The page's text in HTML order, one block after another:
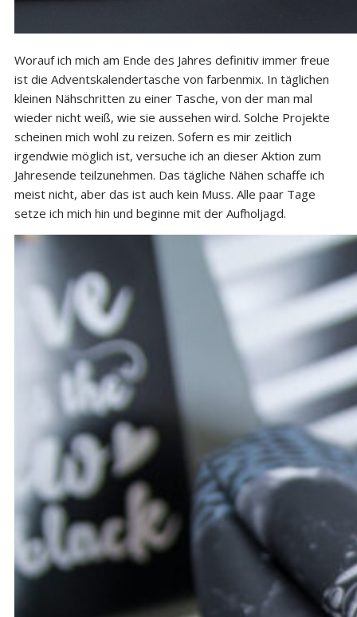
Worauf ich mich am Ende des Jahres definitiv immer freue
ist die Adventskalendertasche von farbenmix. In täglichen
kleinen Nähschritten zu einer Tasche, von der man mal
wieder nicht weiß, wie sie aussehen wird. Solche Projekte
scheinen mich wohl zu reizen. Sofern es mir zeitlich
irgendwie möglich ist, versuche ich an dieser Aktion zum
Jahresende teilzunehmen. Das tägliche Nähen schaffe ich
meist nicht, aber das ist auch kein Muss. Alle paar Tage
setze ich mich hin und beginne mit der Aufholjagd.